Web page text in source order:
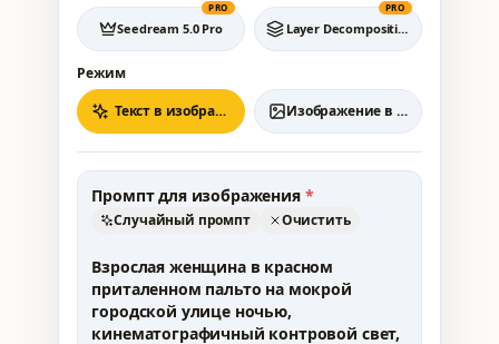
Seedream 5.0 Pro
PRO
Layer Decomposition
PRO
Режим
Текст в изображение
Изображение в изображение
Промпт для изображения *
Случайный промпт Очистить